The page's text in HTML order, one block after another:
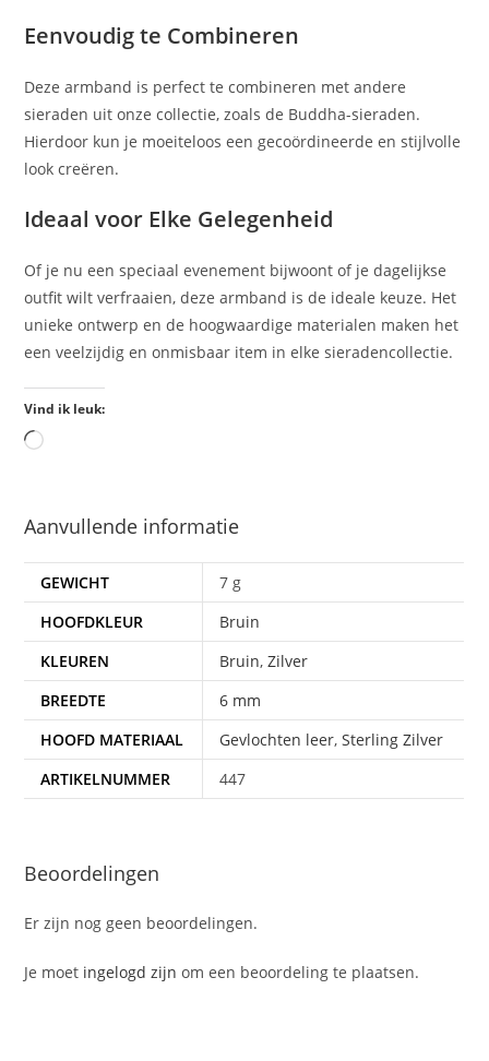
Eenvoudig te Combineren
Deze armband is perfect te combineren met andere
sieraden uit onze collectie, zoals de Buddha-sieraden.
Hierdoor kun je moeiteloos een gecoördineerde en stijlvolle
look creëren.
Ideaal voor Elke Gelegenheid
Of je nu een speciaal evenement bijwoont of je dagelijkse
outfit wilt verfraaien, deze armband is de ideale keuze. Het
unieke ontwerp en de hoogwaardige materialen maken het
een veelzijdig en onmisbaar item in elke sieradencollectie.
Vind ik leuk:
Aanvullende informatie
GEWICHT
7 g
HOOFDKLEUR
Bruin
KLEUREN
Bruin,Zilver
BREEDTE
6 mm
HOOFD MATERIAAL
Gevlochten leer,Sterling Zilver
ARTIKELNUMMER
447
Beoordelingen
Er zijn nog geen beoordelingen.
Je moet ingelogd zijn om een beoordeling te plaatsen.